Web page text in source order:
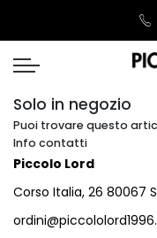
Solo in negozio
Puoi trovare questo
Info contatti
Piccolo Lord
Corso Italia, 26 80067